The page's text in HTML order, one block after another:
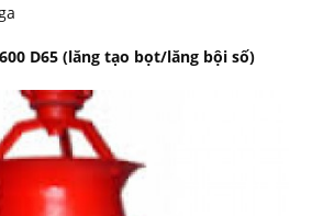
D65 (lăng tạo bọt/lăng bội số)